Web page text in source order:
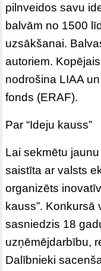
pilnveidos savu
balvām no 1500
uzsākšanai.
autoriem.
nodrošina LIAA
fonds (ERAF).
Par “Ideju kauss”
Lai sekmētu
saistīta ar valsts
organizēts
kauss”.
sasniedzis 18
uzņēmējdarbību,
Dalībnieki